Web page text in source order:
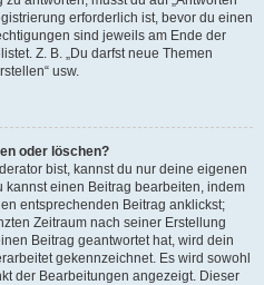
erforderlich ist, bevor du einen
sind jeweils am Ende der
Z. B. „Du darfst neue Themen
usw.
oder löschen?
bist, kannst du nur deine eigenen
kannst einen Beitrag bearbeiten, indem
entsprechenden Beitrag anklickst;
Zeitraum nach seiner Erstellung
Beitrag geantwortet hat, wird dein
gekennzeichnet. Es wird sowohl
der Bearbeitungen angezeigt. Dieser